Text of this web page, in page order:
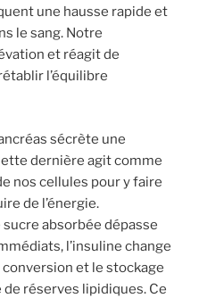
une hausse rapide et
le sang. Notre
et réagit de
l’équilibre
sécrète une
dernière agit comme
nos cellules pour y faire
de l’énergie.
absorbée dépasse
l’insuline change
et le stockage
réserves lipidiques. Ce